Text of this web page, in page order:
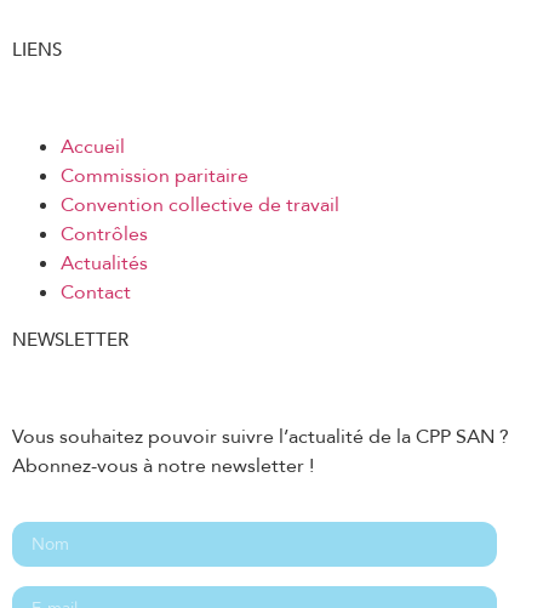
LIENS
Accueil
Commission paritaire
Convention collective de travail
Contrôles
Actualités
Contact
NEWSLETTER
Vous souhaitez pouvoir suivre l’actualité de la CPP SAN ?
Abonnez-vous à notre newsletter !